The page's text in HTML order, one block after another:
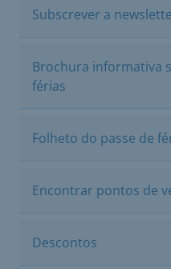
Subscrever a
Brochura informativa
férias
Folheto do passe de
Encontrar pontos de
Descontos